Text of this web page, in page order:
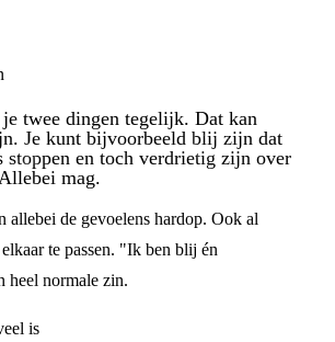
twee dingen tegelijk. Dat kan
Je kunt bijvoorbeeld blij zijn dat
stoppen en toch verdrietig zijn over
mag.
allebei de gevoelens hardop. Ook al
te passen. "Ik ben blij én
heel normale zin.
is